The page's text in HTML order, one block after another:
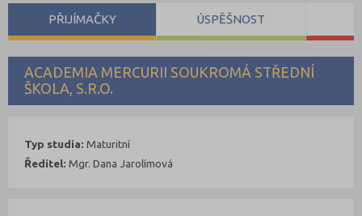
ACADEMIA MERCURII SOUKROMÁ STŘEDNÍ
ŠKOLA, S.R.O.
Typ studia: Maturitní
Ředitel: Mgr. Dana Jarolímová
PŘIJÍMAČKY ÚSPĚŠNOST